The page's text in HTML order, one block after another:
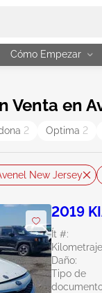
Cómo Empezar
Venta en
2 Optima 2
New Jersey
2019
Ít #:
Daño:
Tipo de